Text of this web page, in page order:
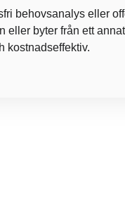
behovsanalys eller
eller byter från ett
kostnadseffektiv.